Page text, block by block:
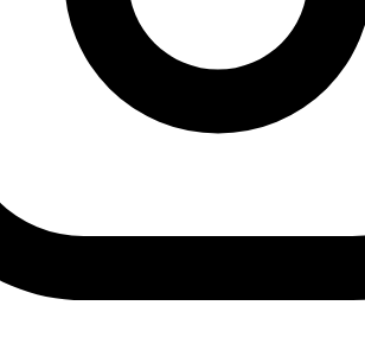
acerca la realidad social, política y
árabe a través de publicaciones,
y actividades.